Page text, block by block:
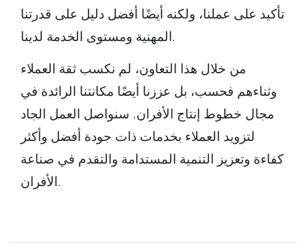
تأكيد على عملنا، ولكنه أيضًا أفضل دليل على قدرتنا
المهنية ومستوى الخدمة لدينا.
من خلال هذا التعاون، لم نكسب ثقة العملاء
وثناءهم فحسب، بل عززنا أيضًا مكانتنا الرائدة في
مجال خطوط إنتاج الأفران. سنواصل العمل الجاد
لتزويد العملاء بخدمات ذات جودة أفضل وأكثر
كفاءة وتعزيز التنمية المستدامة والتقدم في صناعة
الأفران.